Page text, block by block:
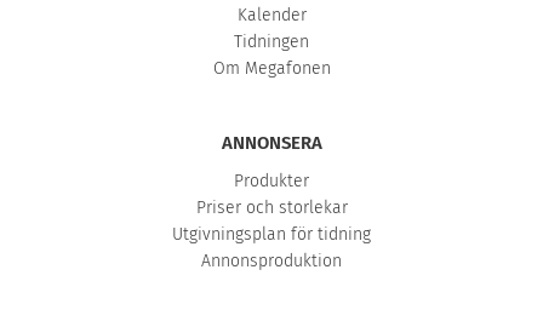
Kalender
Tidningen
Om Megafonen
ANNONSERA
Produkter
Priser och storlekar
Utgivningsplan för tidning
Annonsproduktion